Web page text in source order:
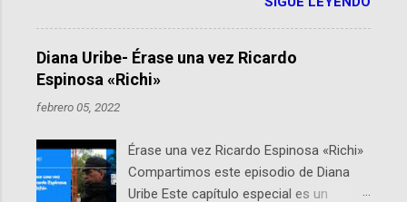
hackathon global que convierte tecnologías de la
Agencia Espacial Europea en soluciones prácticas para
la vida cotidiana. Este evento, organizado por el
Planetario de Bogotá del Idartes y la Universidad de los
Andes, reúne a expertos como el presidente de Airbus
Colombia y líderes del sector aeroespacial para inspirar
por qué importa en Bogotá ActInSpace es una
competencia mundial que opera en más de 60
Diana Uribe- Érase una vez Ricardo
Espinosa «Richi»
febrero 05, 2022
Érase una vez Ricardo Espinosa «Richi»
Compartimos este episodio de Diana
Uribe Este capítulo especial es un